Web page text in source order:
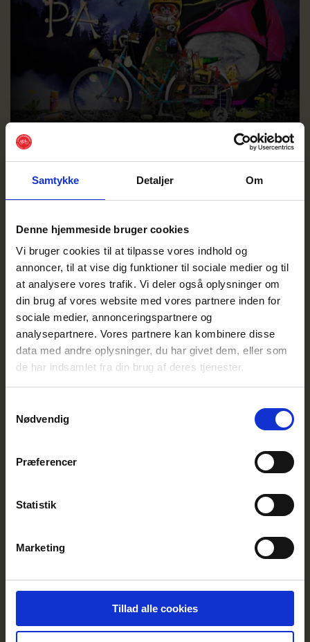
Samtykke Detaljer Om
Denne hjemmeside bruger cookies
Vi bruger cookies til at tilpasse vores indhold og
annoncer, til at vise dig funktioner til sociale medier og til
at analysere vores trafik. Vi deler også oplysninger om
din brug af vores website med vores partnere inden for
sociale medier, annonceringspartnere og
analysepartnere. Vores partnere kan kombinere disse
data med andre oplysninger, du har givet dem, eller som
de har indsamlet fra din brug af deres tjenester.
Nødvendig
Præferencer
Statistik
Marketing
Tillad alle cookies
LYS PÅ
LYS PÅ-kampagnen sætter spot på lys, lygter og
reflekser i 3. klasse i november måned.
Gratis cykellege skræddersyet til SFO'er og fritidstilbud.